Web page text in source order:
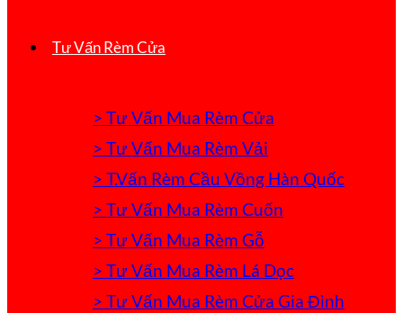
Tư Vấn Rèm Cửa
> Tư Vấn Mua Rèm Cửa
> Tư Vấn Mua Rèm Vải
> T.Vấn Rèm Cầu Vồng Hàn Quốc
> Tư Vấn Mua Rèm Cuốn
> Tư Vấn Mua Rèm Gỗ
> Tư Vấn Mua Rèm Lá Dọc
> Tư Vấn Mua Rèm Cửa Gia Đình